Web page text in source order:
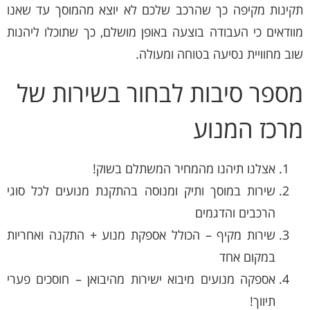
תקינות מקיפה כך שהרכב שלכם לא יוצא מהמוסך עד שאנו
מוודאים כי העבודה בוצעה באופן מושלם, כך שתוכלו ליהנות
שוב מחוויית נסיעה בטוחה ומעולה.
מספר סיבות לבחור בשירות של
מרכז המנוע
אצלנו תיהנו מהמחיר המשתלם בשוק!
שירות במוסך ותיק ומנוסה בהתקנת מנועים לכל סוגי
הרכבים והדגמים
שירות מקיף – הכולל אספקת מנוע + התקנה ואחריות
במקום אחד
אספקה מנועים מיבוא ישירות מהיבואן – חוסכים פערי
תיווך!